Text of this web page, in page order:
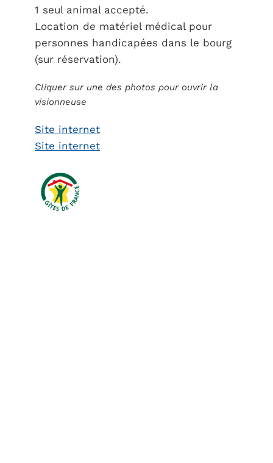
1 seul animal accepté.
Location de matériel médical pour
personnes handicapées dans le bourg
(sur réservation).
Cliquer sur une des photos pour ouvrir la
visionneuse
Site internet
Site internet